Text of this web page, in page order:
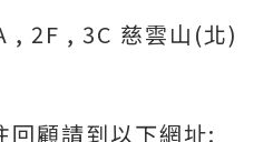
, 2F , 3C 慈雲山(北)
回顧請到以下網址: